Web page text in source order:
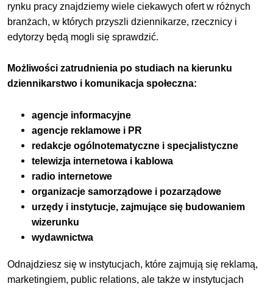
rynku pracy znajdziemy wiele ciekawych ofert w różnych
branżach, w których przyszli dziennikarze, rzecznicy i
edytorzy będą mogli się sprawdzić.
Możliwości zatrudnienia po studiach na kierunku
dziennikarstwo i komunikacja społeczna:
agencje informacyjne
agencje reklamowe i PR
redakcje ogólnotematyczne i specjalistyczne
telewizja internetowa i kablowa
radio internetowe
organizacje samorządowe i pozarządowe
urzędy i instytucje, zajmujące się budowaniem
wizerunku
wydawnictwa
Odnajdziesz się w instytucjach, które zajmują się reklamą,
marketingiem, public relations, ale także w instytucjach